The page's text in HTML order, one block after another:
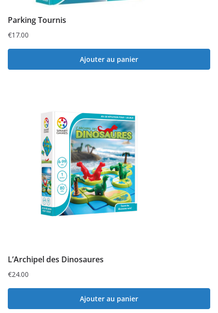
Parking Tournis
€17.00
Ajouter au panier
L’Archipel des Dinosaures
€24.00
Ajouter au panier